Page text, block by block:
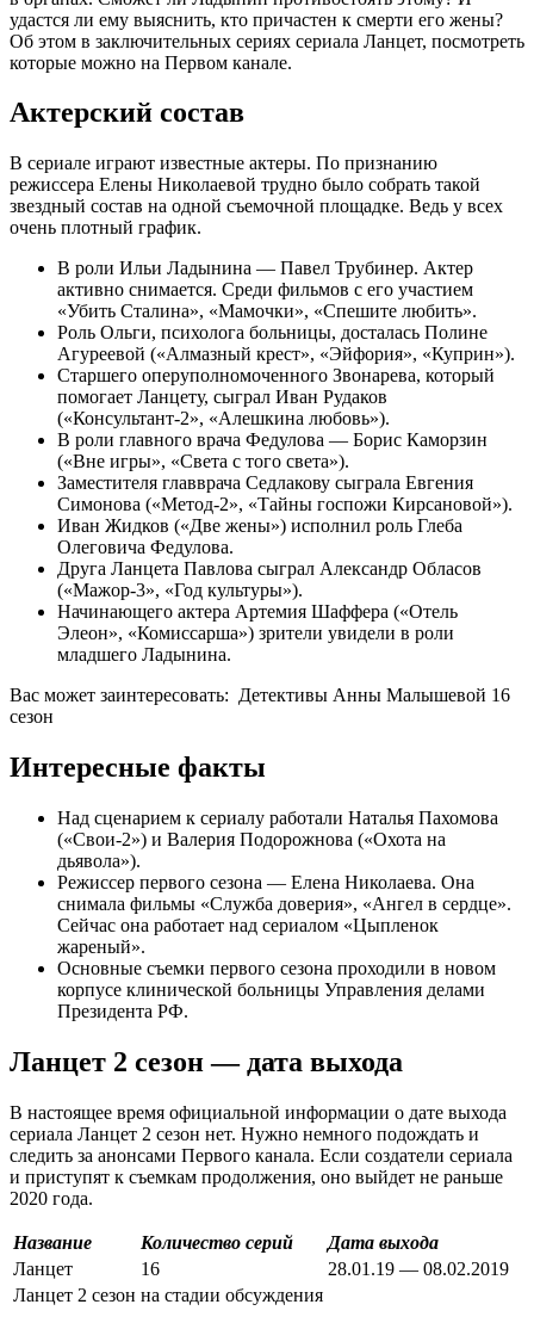
удастся ли ему выяснить, кто причастен к смерти его жены?
Об этом в заключительных сериях сериала Ланцет, посмотреть
которые можно на Первом канале.
Актерский состав
В сериале играют известные актеры. По признанию
режиссера Елены Николаевой трудно было собрать такой
звездный состав на одной съемочной площадке. Ведь у всех
очень плотный график.
В роли Ильи Ладынина — Павел Трубинер. Актер
активно снимается. Среди фильмов с его участием
«Убить Сталина», «Мамочки», «Спешите любить».
Роль Ольги, психолога больницы, досталась Полине
Агуреевой («Алмазный крест», «Эйфория», «Куприн»).
Старшего оперуполномоченного Звонарева, который
помогает Ланцету, сыграл Иван Рудаков
(«Консультант-2», «Алешкина любовь»).
В роли главного врача Федулова — Борис Каморзин
(«Вне игры», «Света с того света»).
Заместителя главврача Седлакову сыграла Евгения
Симонова («Метод-2», «Тайны госпожи Кирсановой»).
Иван Жидков («Две жены») исполнил роль Глеба
Олеговича Федулова.
Друга Ланцета Павлова сыграл Александр Обласов
(«Мажор-3», «Год культуры»).
Начинающего актера Артемия Шаффера («Отель
Элеон», «Комиссарша») зрители увидели в роли
младшего Ладынина.
Вас может заинтересовать: Детективы Анны Малышевой 16
сезон
Интересные факты
Над сценарием к сериалу работали Наталья Пахомова
(«Свои-2») и Валерия Подорожнова («Охота на
дьявола»).
Режиссер первого сезона — Елена Николаева. Она
снимала фильмы «Служба доверия», «Ангел в сердце».
Сейчас она работает над сериалом «Цыпленок
жареный».
Основные съемки первого сезона проходили в новом
корпусе клинической больницы Управления делами
Президента РФ.
Ланцет 2 сезон — дата выхода
В настоящее время официальной информации о дате выхода
сериала Ланцет 2 сезон нет. Нужно немного подождать и
следить за анонсами Первого канала. Если создатели сериала
и приступят к съемкам продолжения, оно выйдет не раньше
2020 года.
Название Количество серий
Дата выхода
Ланцет
16
28.01.19 — 08.02.2019
Ланцет 2 сезон на стадии обсуждения